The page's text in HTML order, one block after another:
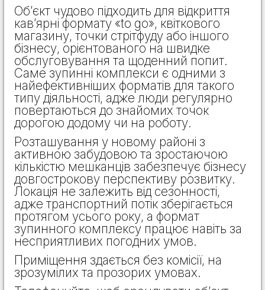
Об’єкт чудово підходить для відкриття
кав’ярні формату «to go», квіткового
магазину, точки стрітфуду або іншого
бізнесу, орієнтованого на швидке
обслуговування та щоденний попит.
Саме зупинні комплекси є одними з
найефективніших форматів для такого
типу діяльності, адже люди регулярно
повертаються до знайомих точок
дорогою додому чи на роботу.
Розташування у новому районі з
активною забудовою та зростаючою
кількістю мешканців забезпечує бізнесу
довгострокову перспективу розвитку.
Локація не залежить від сезонності,
адже транспортний потік зберігається
протягом усього року, а формат
зупинного комплексу працює навіть за
несприятливих погодних умов.
Приміщення здається без комісії, на
зрозумілих та прозорих умовах.